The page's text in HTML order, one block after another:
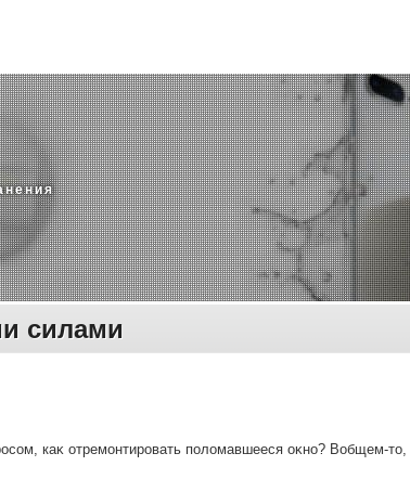
силами
каκ отремонтировать полοмавшееся оκно? Вобщем-